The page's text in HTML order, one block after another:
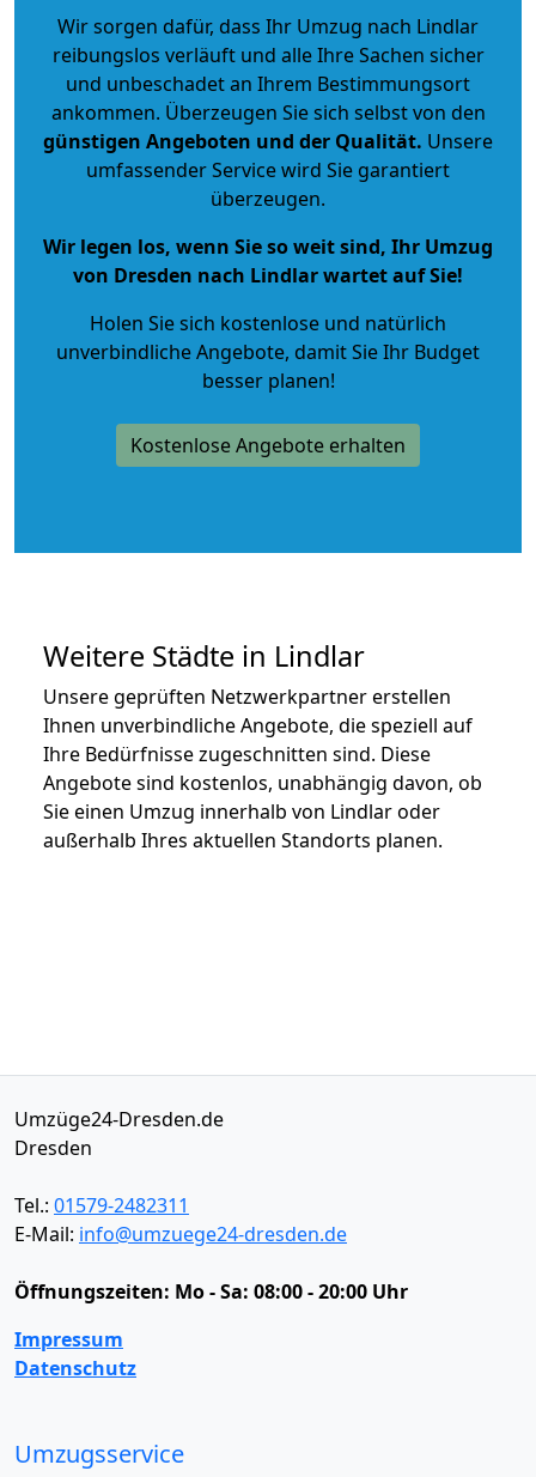
Wir sorgen dafür, dass Ihr Umzug nach Lindlar
reibungslos verläuft und alle Ihre Sachen sicher
und unbeschadet an Ihrem Bestimmungsort
ankommen. Überzeugen Sie sich selbst von den
günstigen Angeboten und der Qualität. Unsere
umfassender Service wird Sie garantiert
überzeugen.
Wir legen los, wenn Sie so weit sind, Ihr Umzug
von Dresden nach Lindlar wartet auf Sie!
Holen Sie sich kostenlose und natürlich
unverbindliche Angebote, damit Sie Ihr Budget
besser planen!
Kostenlose Angebote erhalten
Weitere Städte in Lindlar
Unsere geprüften Netzwerkpartner erstellen
Ihnen unverbindliche Angebote, die speziell auf
Ihre Bedürfnisse zugeschnitten sind. Diese
Angebote sind kostenlos, unabhängig davon, ob
Sie einen Umzug innerhalb von Lindlar oder
außerhalb Ihres aktuellen Standorts planen.
Umzüge24-Dresden.de
Dresden
Tel.: 01579-2482311
E-Mail: info@umzuege24-dresden.de
Öffnungszeiten: Mo - Sa: 08:00 - 20:00 Uhr
Impressum
Datenschutz
Umzugsservice